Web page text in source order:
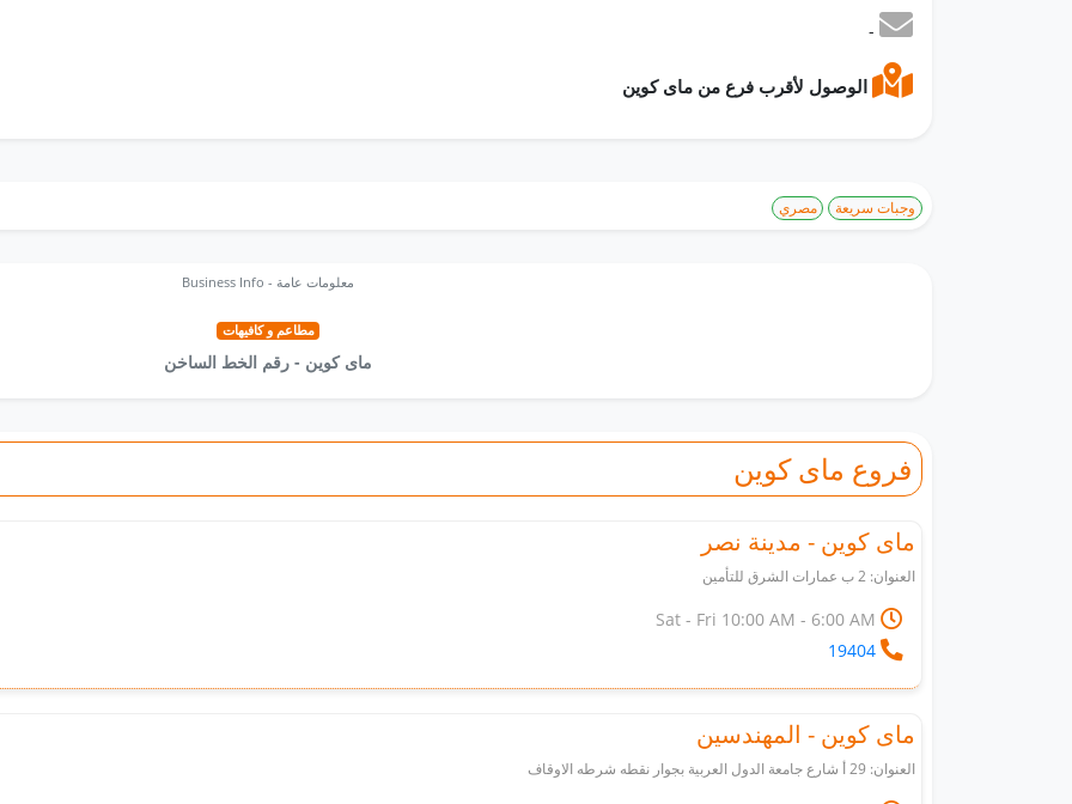
-
مصري وجبات سريعة
Business Info - معلومات عامة
مطاعم و كافيهات
ماى كوين - رقم الخط الساخن
فروع ماى كوين
ماى كوين - مدينة نصر
العنوان: 2 ب عمارات الشرق للتأمين
ماى كوين - المهندسين
العنوان: 29 أ شارع جامعة الدول العربية بجوار نقطه شرطه الاوقاف